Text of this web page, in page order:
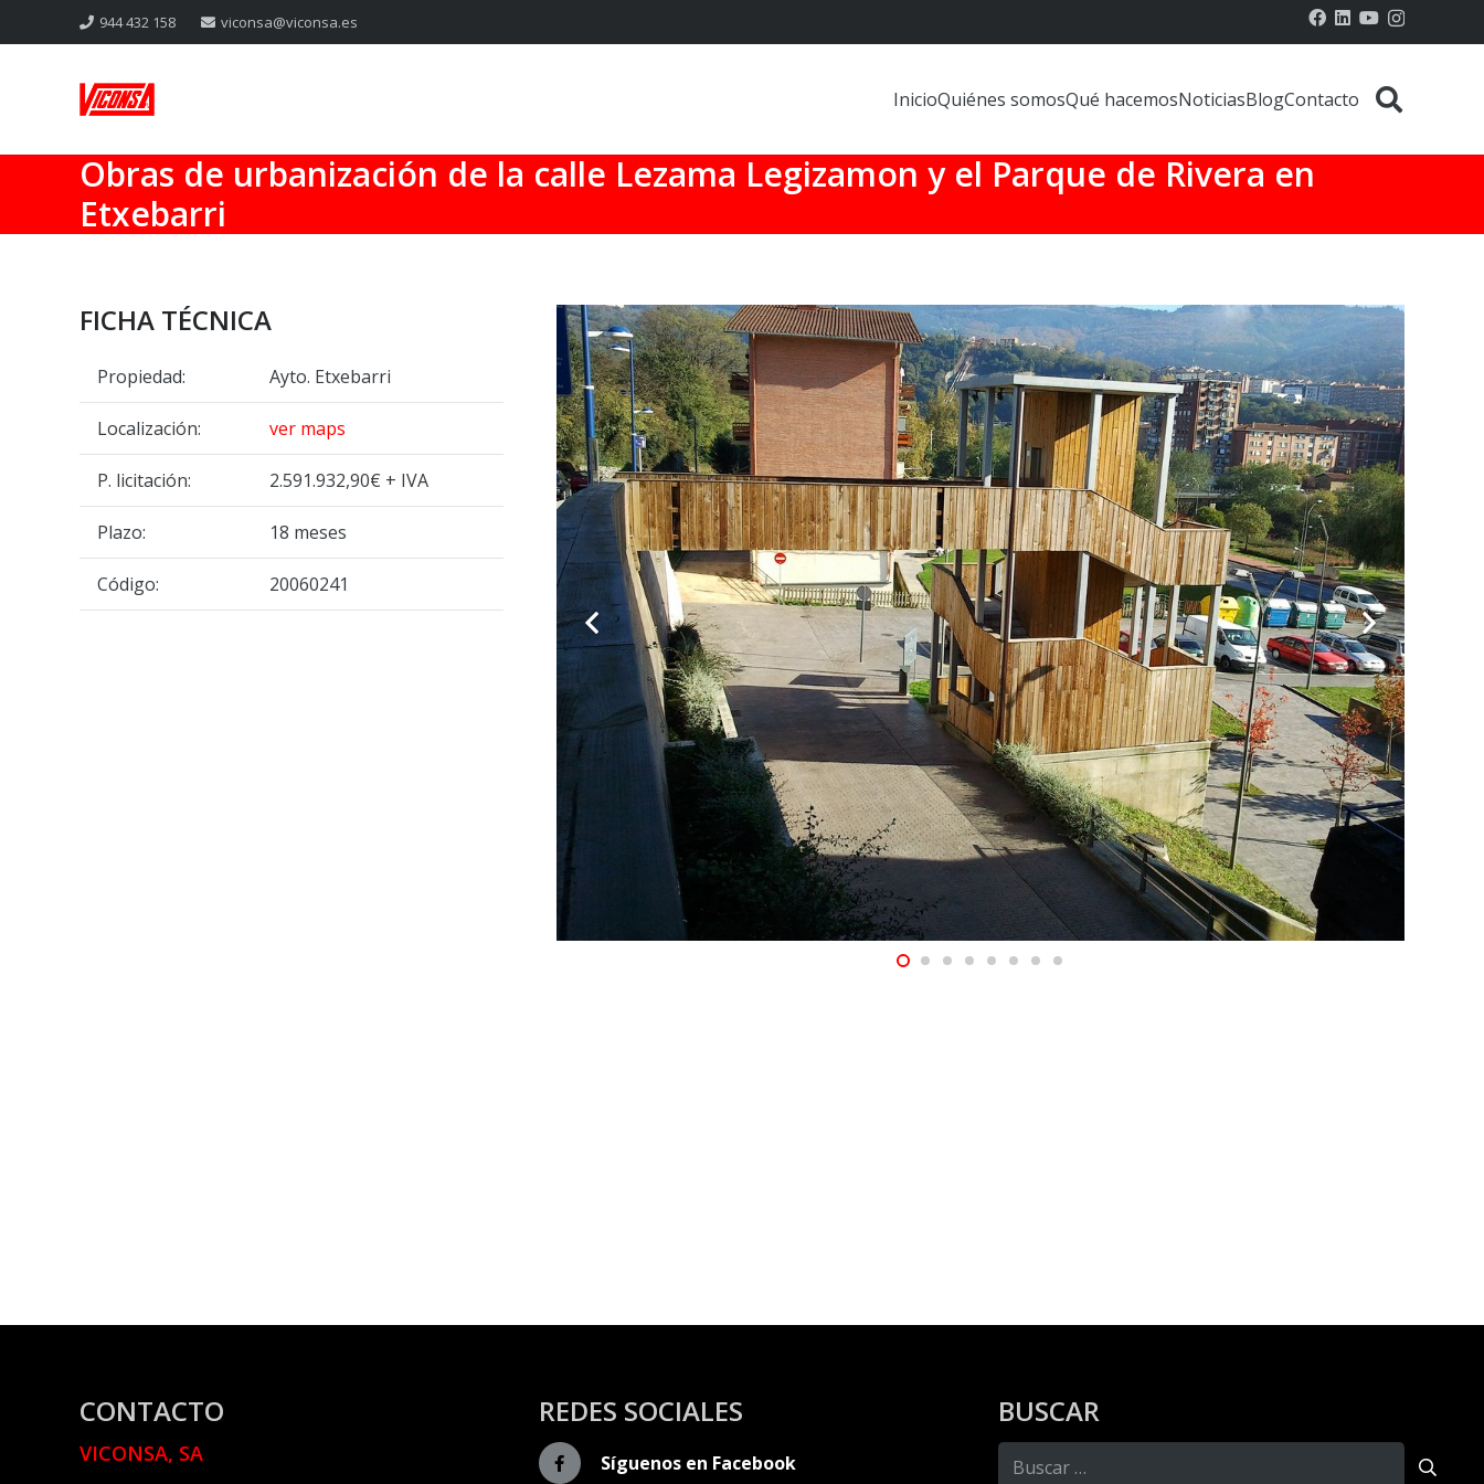
944 432 158 viconsa@viconsa.es
InicioQuiénes somosQué hacemosNoticiasBlogContacto
Obras de urbanización de la calle Lezama Legizamon y el Parque de Rivera en
Etxebarri
FICHA TÉCNICA
Propiedad: Ayto. Etxebarri
Localización: ver maps
P. licitación: 2.591.932,90€ + IVA
Plazo: 18 meses
Código: 20060241
CONTACTO
VICONSA, SA
REDES SOCIALES
Síguenos en Facebook
BUSCAR
Buscar: